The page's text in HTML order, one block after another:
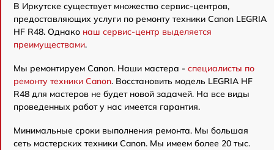
В Иркутске существует множество сервис-центров,
предоставляющих услуги по ремонту техники Canon LEGRIA
HF R48. Однако наш сервис-центр выделяется
преимуществами.
Мы ремонтируем Canon. Наши мастера - специалисты по
ремонту техники Canon. Восстановить модель LEGRIA HF
R48 для мастеров не будет новой задачей. На все виды
проведенных работ у нас имеется гарантия.
Минимальные сроки выполнения ремонта. Мы большая
сеть мастерских техники Canon. Мы имеем более 20 тыс.